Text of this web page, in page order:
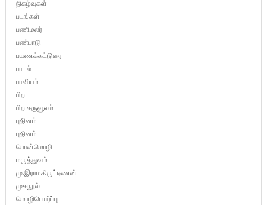
நிகழ்வுகள்
படங்கள்
பணிமலர்
பண்பாடு
பயணக்கட்டுரை
பாடல்
பாவியம்
பிற
பிற கருவூலம்
புதினம்
புதினம்
பொன்மொழி
மருத்துவம்
மு.இராமகிருட்டிணன்
முகநூல்
மொழிபெயர்ப்பு